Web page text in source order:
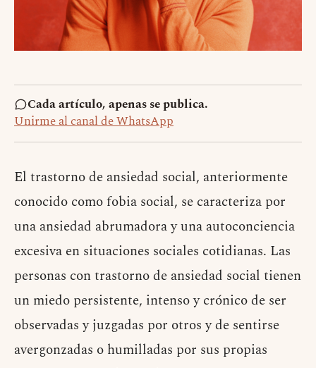
Cada artículo, apenas se publica.
Unirme al canal de WhatsApp
El trastorno de ansiedad social, anteriormente
conocido como fobia social, se caracteriza por
una ansiedad abrumadora y una autoconciencia
excesiva en situaciones sociales cotidianas. Las
personas con trastorno de ansiedad social tienen
un miedo persistente, intenso y crónico de ser
observadas y juzgadas por otros y de sentirse
avergonzadas o humilladas por sus propias